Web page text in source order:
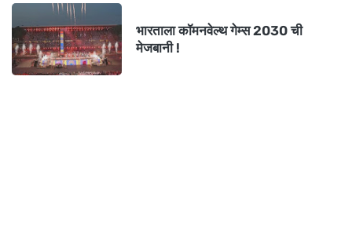
भारताला कॉमनवेल्थ गेम्स 2030 ची
मेजबानी !